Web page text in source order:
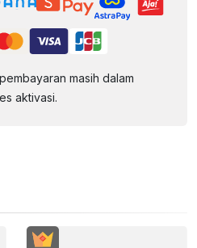
masih dalam
aktivasi.